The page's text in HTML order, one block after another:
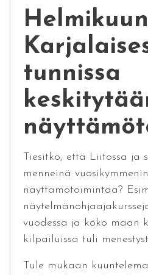
Helmikuun
tunnissa
Tiesitkö, että Liitossa ja
menneinä
näyttämötoimintaa?
vuodessa ja koko maan
kilpailuissa tuli
Tule mukaan